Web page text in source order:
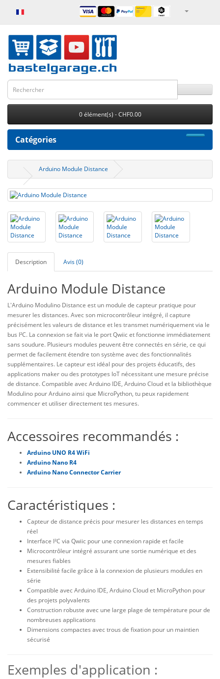
0 élément(s) - CHF0.00
Catégories
Arduino Module Distance
Description Avis (0)
Arduino Module Distance
L'Arduino Modulino Distance est un module de capteur pratique pour
mesurer les distances. Avec son microcontrôleur intégré, il capture
précisément les valeurs de distance et les transmet numériquement via le
bus I²C. La connexion se fait via le portQwiicet fonctionne immédiatement
sans soudure. Plusieurs modules peuvent être connectés en série, ce qui
permet de facilement étendre ton système avec des fonctionnalités
supplémentaires. Le capteur est idéal pour des projets éducatifs, des
applications maker ou des prototypes IoT nécessitant une mesure précise
de distance. Compatible avec Arduino IDE, Arduino Cloud et la bibliothèque
Modulino pour Arduino ainsi que MicroPython, tu peux rapidement
commencer et utiliser directement tes mesures.
Accessoires recommandés :
Arduino UNO R4 WiFi
Arduino Nano R4
Arduino Nano Connector Carrier
Caractéristiques :
Capteur de distance précis pour mesurer les distances en temps
réel
Interface I²C via Qwiic pour une connexion rapide et facile
Microcontrôleur intégré assurant une sortie numérique et des
mesures fiables
Extensibilité facile grâce à la connexion de plusieurs modules en
série
Compatible avec Arduino IDE, Arduino Cloud et MicroPython pour
des projets polyvalents
Construction robuste avec une large plage de température pour de
nombreuses applications
Dimensions compactes avec trous de fixation pour un maintien
sécurisé
Exemples d'application :